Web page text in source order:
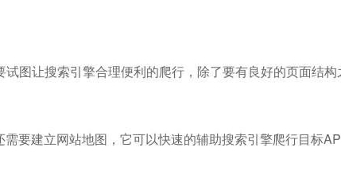
图让搜索引擎合理便利的爬行，除了要有良好的页面结构
要建立网站地图，它可以快速的辅助搜索引擎爬行目标